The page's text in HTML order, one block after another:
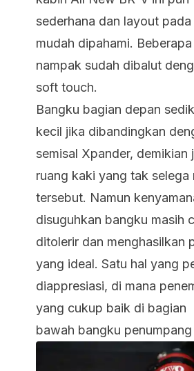
sederhana dan layout
mudah dipahami.
nampak sudah dibalut
soft touch.
Bangku bagian depan
kecil jika dibandingkan
semisal Xpander, demikian
ruang kaki yang tak selega
tersebut. Namun
disuguhkan bangku masih
ditolerir dan menghasilkan
yang ideal. Satu hal yang
diappresiasi, di mana
yang cukup baik di bagian
bawah bangku